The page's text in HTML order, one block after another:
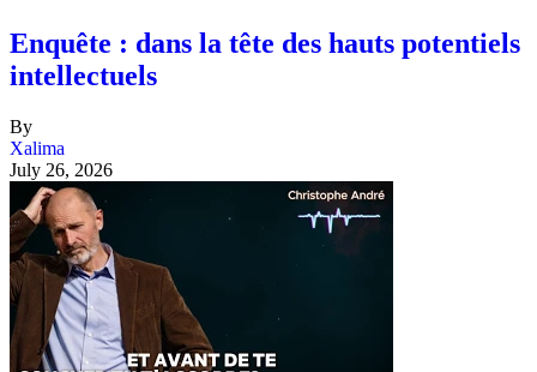
Enquête : dans la tête des hauts potentiels
intellectuels
By
Xalima
July 26, 2026